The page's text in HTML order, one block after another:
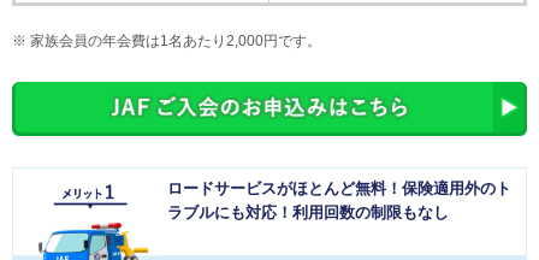
家族会員の年会費は1名あたり2,000円です。
ロードサービスがほとんど無料！保険適用外のト
ラブルにも対応！利用回数の制限もなし